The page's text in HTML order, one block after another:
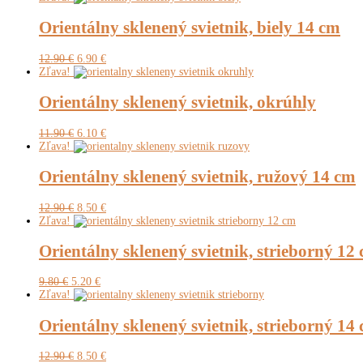
24.50 €.12.90 €.
Orientálny sklenený svietnik, biely 14 cm
12.90€ Pôvodná
cena
12.90 €.
6.90 €Aktuálna
cena
6.90 €.
Zľava!
Orientálny sklenený svietnik, okrúhly
11.90€ Pôvodná
cena
11.90 €.
6.10 €Aktuálna
cena
6.10 €.
Zľava!
Orientálny sklenený svietnik, ružový 14 cm
12.90€ Pôvodná
cena
12.90 €.
8.50 €Aktuálna
cena
8.50 €.
Zľava!
Orientálny sklenený svietnik, strieborný 12
9.80€ Pôvodná
cena
9.80 €.
5.20 €Aktuálna
cena
5.20 €.
Zľava!
Orientálny sklenený svietnik, strieborný 14
12.90€ Pôvodná
8.50 €Aktuálna